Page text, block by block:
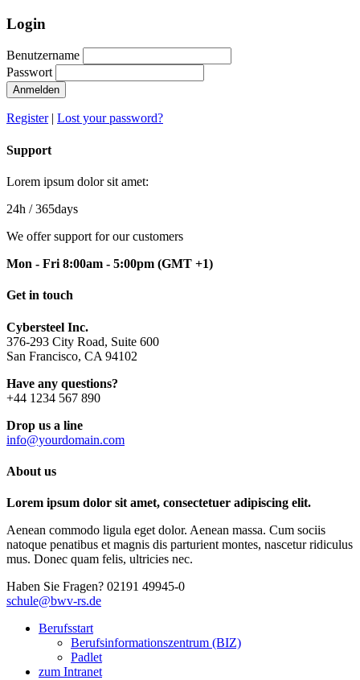
Login
Benutzername
Passwort
Anmelden
Register| Lost your password?
Support
Lorem ipsum dolor sit amet:
24h / 365days
We offer support for our customers
Mon - Fri 8:00am - 5:00pm (GMT +1)
Get in touch
Cybersteel Inc.
376-293 City Road, Suite 600
San Francisco, CA 94102
Have any questions?
+44 1234 567 890
Drop us a line
info@yourdomain.com
About us
Lorem ipsum dolor sit amet, consectetuer adipiscing elit.
Aenean commodo ligula eget dolor. Aenean massa. Cum sociis
natoque penatibus et magnis dis parturient montes, nascetur ridiculus
mus. Donec quam felis, ultricies nec.
Haben Sie Fragen? 02191 49945-0
schule@bwv-rs.de
Berufsstart
Berufsinformationszentrum (BIZ)
Padlet
zum Intranet